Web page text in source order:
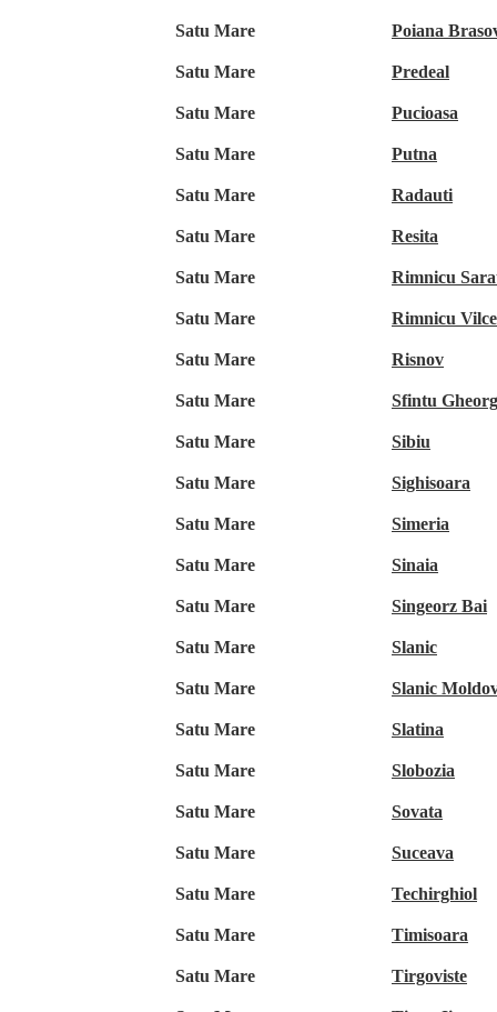
Satu Mare Poiana
Satu Mare Predeal
Satu Mare Pucioasa
Satu Mare Putna
Satu Mare Radauti
Satu Mare Resita
Satu Mare Rimnicu
Satu Mare Rimnicu
Satu Mare Risnov
Satu Mare Sfintu
Satu Mare Sibiu
Satu Mare Sighisoara
Satu Mare Simeria
Satu Mare Sinaia
Satu Mare Singeorz Bai
Satu Mare Slanic
Satu Mare Slanic
Satu Mare Slatina
Satu Mare Slobozia
Satu Mare Sovata
Satu Mare Suceava
Satu Mare Techirghiol
Satu Mare Timisoara
Satu Mare Tirgoviste